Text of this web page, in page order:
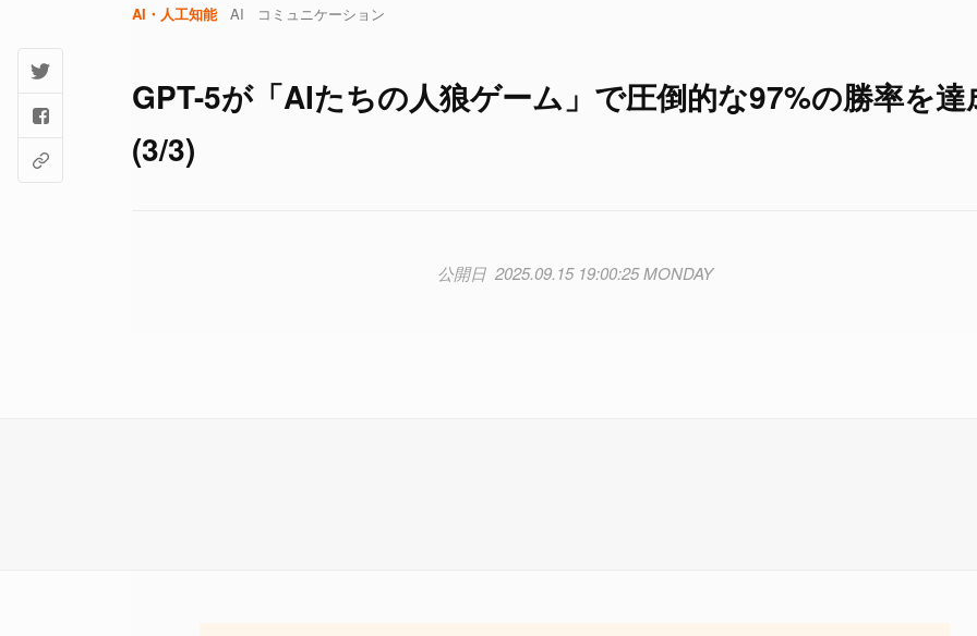
AI・人工知能 AI コミュニケーション
GPT-5が「AIたちの人狼ゲーム」で圧倒的な97%の勝率を達
(3/3)
2025.09.15 19:00:25 MONDAY